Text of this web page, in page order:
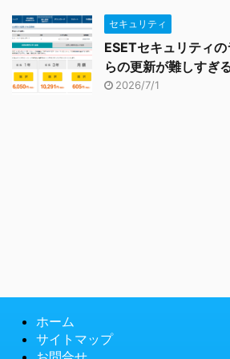
セキュリティ
ESETセキュリティ
らの更新が難しすぎ
2026/7/1
ホーム
サイトマップ